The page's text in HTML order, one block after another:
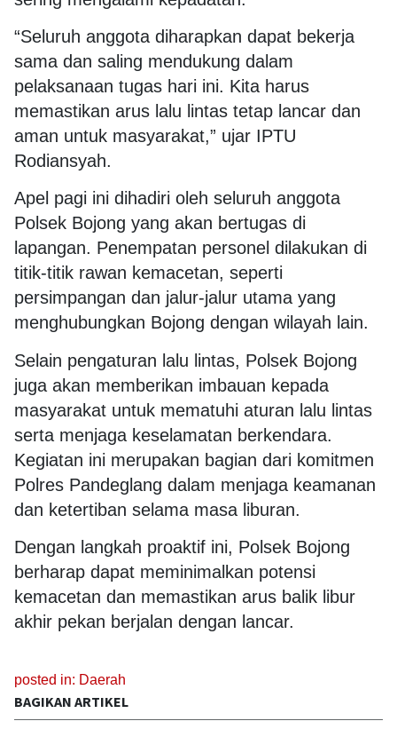
“Seluruh anggota diharapkan dapat bekerja
sama dan saling mendukung dalam
pelaksanaan tugas hari ini. Kita harus
memastikan arus lalu lintas tetap lancar dan
aman untuk masyarakat,” ujar IPTU
Rodiansyah.
Apel pagi ini dihadiri oleh seluruh anggota
Polsek Bojong yang akan bertugas di
lapangan. Penempatan personel dilakukan di
titik-titik rawan kemacetan, seperti
persimpangan dan jalur-jalur utama yang
menghubungkan Bojong dengan wilayah lain.
Selain pengaturan lalu lintas, Polsek Bojong
juga akan memberikan imbauan kepada
masyarakat untuk mematuhi aturan lalu lintas
serta menjaga keselamatan berkendara.
Kegiatan ini merupakan bagian dari komitmen
Polres Pandeglang dalam menjaga keamanan
dan ketertiban selama masa liburan.
Dengan langkah proaktif ini, Polsek Bojong
berharap dapat meminimalkan potensi
kemacetan dan memastikan arus balik libur
akhir pekan berjalan dengan lancar.
posted in: Daerah
BAGIKAN ARTIKEL